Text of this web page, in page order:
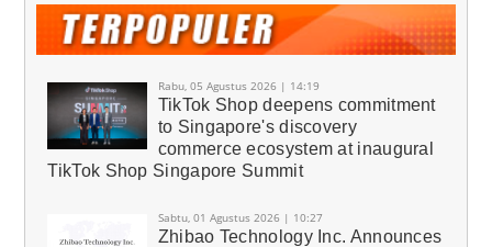
Rabu, 05 Agustus 2026 | 14:19
TikTok Shop deepens commitment
to Singapore's discovery
commerce ecosystem at inaugural
TikTok Shop Singapore Summit
Sabtu, 01 Agustus 2026 | 10:27
Zhibao Technology Inc. Announces